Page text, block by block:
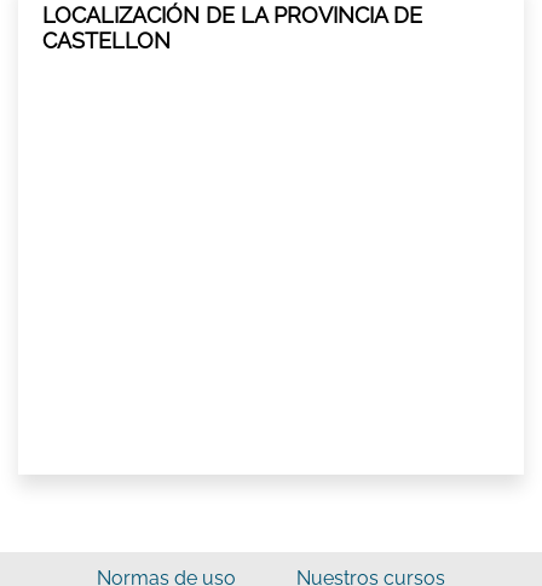
LOCALIZACIÓN DE LA PROVINCIA DE
CASTELLON
Normas de uso Nuestros cursos